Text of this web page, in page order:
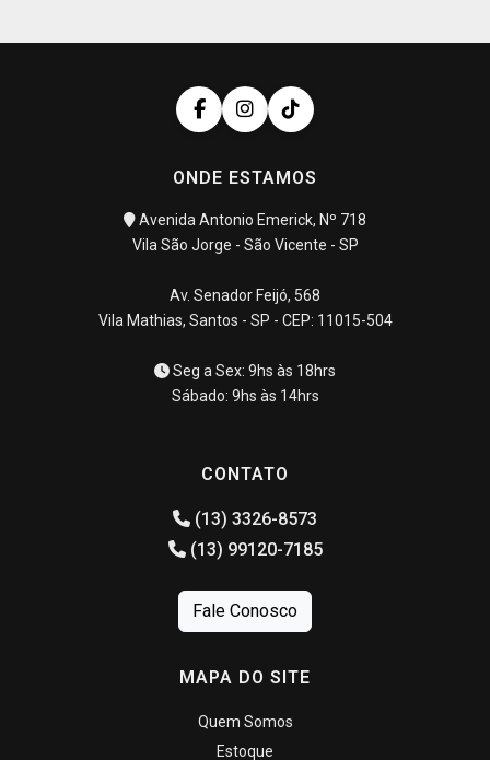
ONDE ESTAMOS
Avenida Antonio Emerick, Nº 718
Vila São Jorge - São Vicente - SP
Av. Senador Feijó, 568
Vila Mathias, Santos - SP - CEP: 11015-504
Seg a Sex: 9hs às 18hrs
Sábado: 9hs às 14hrs
CONTATO
(13) 3326-8573
(13) 99120-7185
Fale Conosco
MAPA DO SITE
Quem Somos
Estoque